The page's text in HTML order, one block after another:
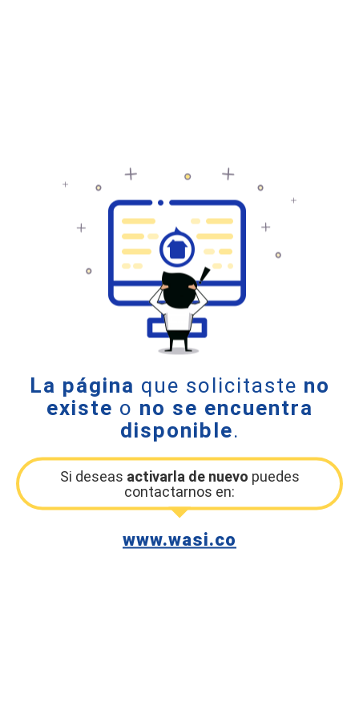
La página que solicitaste no
existe o no se encuentra
disponible.
Si deseas activarla de nuevo puedes
contactarnos en:
www.wasi.co